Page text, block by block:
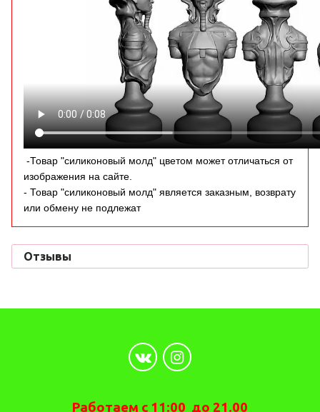
-Товар "силиконовый молд" цветом может отличаться от
изображения на сайте.
- Товар "силиконовый молд" является заказным, возврату
или обмену не подлежат
Отзывы
Работаем с 11:00 до 21.00